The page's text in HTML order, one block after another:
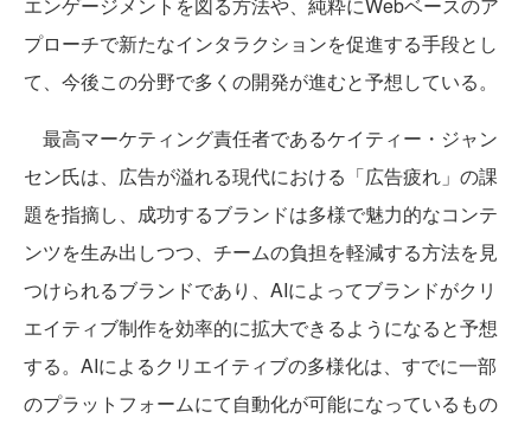
エンゲージメントを図る方法や、純粋にWebベースのア
プローチで新たなインタラクションを促進する手段とし
て、今後この分野で多くの開発が進むと予想している。
最高マーケティング責任者であるケイティー・ジャン
セン氏は、広告が溢れる現代における「広告疲れ」の課
題を指摘し、成功するブランドは多様で魅力的なコンテ
ンツを生み出しつつ、チームの負担を軽減する方法を見
つけられるブランドであり、AIによってブランドがクリ
エイティブ制作を効率的に拡大できるようになると予想
する。AIによるクリエイティブの多様化は、すでに一部
のプラットフォームにて自動化が可能になっているもの